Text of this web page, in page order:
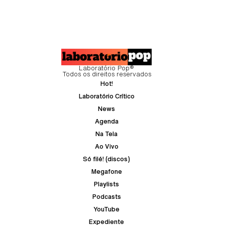
Laboratório Pop®
Todos os direitos reservados
Hot!
Laboratório Crítico
News
Agenda
Na Tela
Ao Vivo
Só filé! (discos)
Megafone
Playlists
Podcasts
YouTube
Expediente